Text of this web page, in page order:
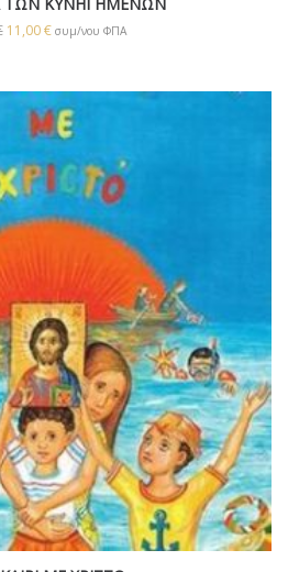
11,00€ συμ/νου ΦΠΑ